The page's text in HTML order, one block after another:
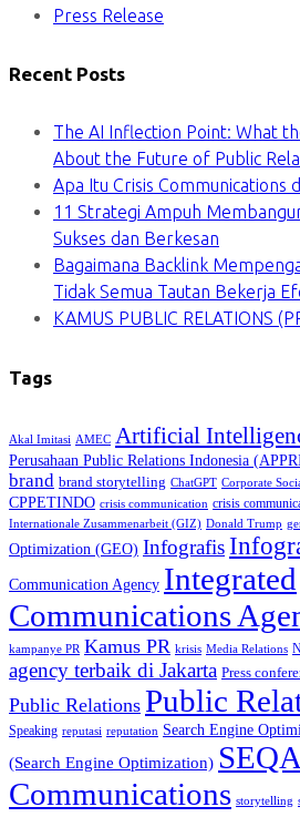
Press Release
Recent Posts
The AI Inflection Point: What
About the Future of Public
Apa Itu Crisis Communications
11 Strategi Ampuh
Sukses dan Berkesan
Bagaimana Backlink
Tidak Semua Tautan Bekerja
KAMUS PUBLIC RELATIONS
Tags
Akal Imitasi AMEC Artificial
Perusahaan Public Relations Indonesia
brand brand storytelling ChatGPT Corporate
CPPETINDO crisis communication crisis
Internationale Zusammenarbeit (GIZ) Donald Trump
Optimization (GEO) Infografis
Communication Agency Integrated
Communications
kampanye PR Kamus PR krisis Media Relations
agency terbaik di Jakarta Press
Public Relations Public
Speaking reputasi reputation Search Engine
(Search Engine Optimization)
Communications storytelling